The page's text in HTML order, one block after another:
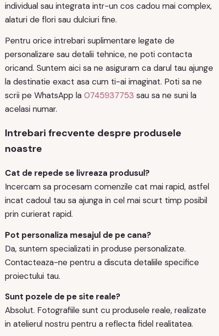
individual sau integrata intr-un cos cadou mai complex,
alaturi de flori sau dulciuri fine.
Pentru orice intrebari suplimentare legate de
personalizare sau detalii tehnice, ne poti contacta
oricand. Suntem aici sa ne asiguram ca darul tau ajunge
la destinatie exact asa cum ti-ai imaginat. Poti sa ne
scrii pe WhatsApp la 0745937753 sau sa ne suni la
acelasi numar.
Intrebari frecvente despre produsele
noastre
Cat de repede se livreaza produsul?
Incercam sa procesam comenzile cat mai rapid, astfel
incat cadoul tau sa ajunga in cel mai scurt timp posibil
prin curierat rapid.
Pot personaliza mesajul de pe cana?
Da, suntem specializati in produse personalizate.
Contacteaza-ne pentru a discuta detaliile specifice
proiectului tau.
Sunt pozele de pe site reale?
Absolut. Fotografiile sunt cu produsele reale, realizate
in atelierul nostru pentru a reflecta fidel realitatea.